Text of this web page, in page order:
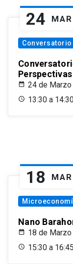
24 MAR
Conversatorio
24 de
13:30 a
18 MAR
Nano
18 de
15:30 a 16:45